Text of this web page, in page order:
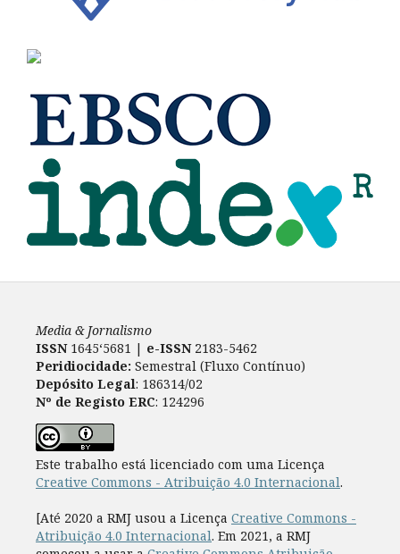
Media & Jornalismo
ISSN 1645‘5681 | e-ISSN2183-5462
Peridiocidade: Semestral (Fluxo Contínuo)
Depósito Legal: 186314/02
Nº de Registo ERC: 124296
Este trabalho está licenciado com uma Licença
Creative Commons - Atribuição 4.0 Internacional.
[Até 2020 a RMJ usou a Licença Creative Commons -
Atribuição 4.0 Internacional. Em 2021, a RMJ